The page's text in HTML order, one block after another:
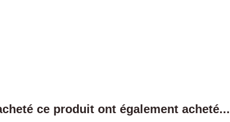
ce produit ont également acheté...